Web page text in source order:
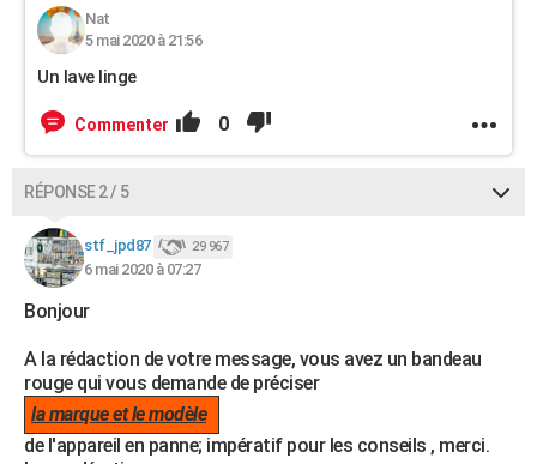
Nat
5 mai 2020 à 21:56
Un lave linge
Commenter 0
RÉPONSE 2 / 5
stf_jpd87 29 967
6 mai 2020 à 07:27
Bonjour
A la rédaction de votre message, vous avez un bandeau
rouge qui vous demande de préciser
la marque et le modèle
de l'appareil en panne; impératif pour les conseils , merci.